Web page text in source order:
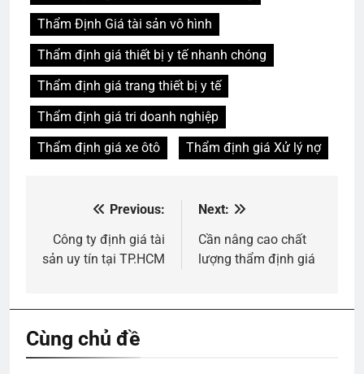
Thẩm Định Giá tài sản vô hình
Thẩm định giá thiết bị y tế nhanh chóng
Thẩm định giá trang thiết bị y tế
Thẩm định giá tri doanh nghiệp
Thẩm định giá xe ôtô
Thẩm định giá Xử lý nợ
hướng
Previous:
Công ty định giá tài
sản uy tín tại TP.HCM
Next:
Cần nâng cao chất
lượng thẩm định giá
Cùng chủ đề